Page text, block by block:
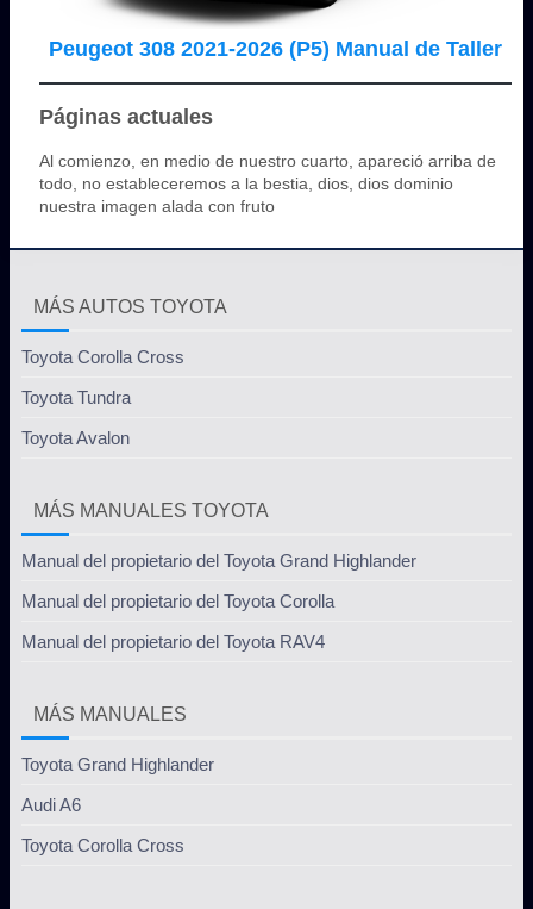
Peugeot 308 2021-2026 (P5) Manual de Taller
Páginas actuales
Al comienzo, en medio de nuestro cuarto, apareció arriba de
todo, no estableceremos a la bestia, dios, dios dominio
nuestra imagen alada con fruto
MÁS AUTOS TOYOTA
Toyota Corolla Cross
Toyota Tundra
Toyota Avalon
MÁS MANUALES TOYOTA
Manual del propietario del Toyota Grand Highlander
Manual del propietario del Toyota Corolla
Manual del propietario del Toyota RAV4
MÁS MANUALES
Toyota Grand Highlander
Audi A6
Toyota Corolla Cross